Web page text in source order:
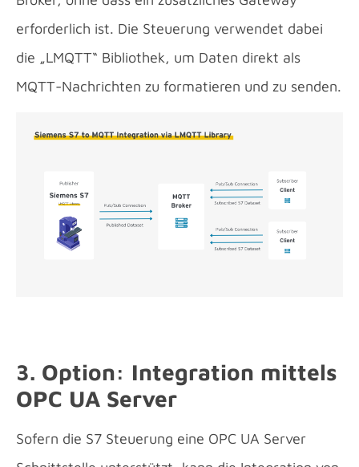
erforderlich ist. Die Steuerung verwendet dabei
die „LMQTT“ Bibliothek, um Daten direkt als
MQTT-Nachrichten zu formatieren und zu senden.
3. Option: Integration mittels
OPC UA Server
Sofern die S7 Steuerung eine OPC UA Server